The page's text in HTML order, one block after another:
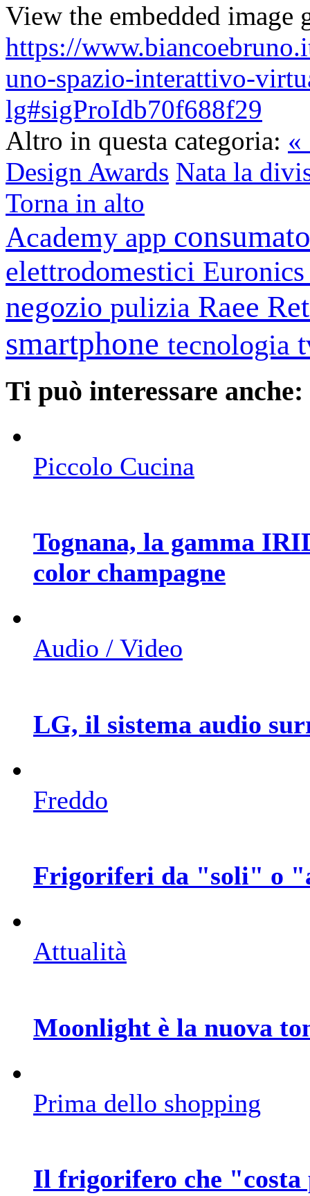
View the embedded image
https://
uno-spazio-interattivo-
lg#sigProIdb70f688f29
Altro in questa categoria: «
Design Awards Nata la
Torna in alto
Academy app
elettrodomestici
negozio pulizia Raee
smartphone tecnologia
Ti può interessare anche:
Piccolo Cucina
Tognana, la gamma
color champagne
Audio / Video
LG, il sistema audio
Freddo
Frigoriferi da "soli" o
Attualità
Moonlight è la nuova
Prima dello shopping
Il frigorifero che "costa